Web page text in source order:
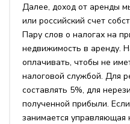
Далее, доход от аренды
или российский счет
Пару слов о налогах на
недвижимость в аренду.
оплачивать, чтобы не
налоговой службой. Для
составлять 5%, для
полученной прибыли.
занимается управляющая